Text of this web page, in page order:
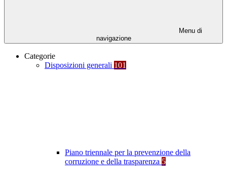
Menu di
navigazione
Categorie
Disposizioni generali 101
Piano triennale per la prevenzione della
corruzione e della trasparenza 5